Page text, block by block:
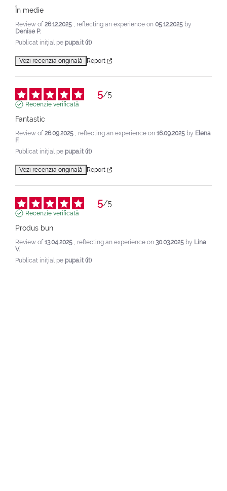
În medie
Review of 26.12.2025 , reflecting an experience on 05.12.2025 by
Denise P.
Publicat inițial pe pupa.it (it)
Vezi recenzia originală Report
5/5
Recenzie verificată
Fantastic
Review of 26.09.2025 , reflecting an experience on 16.09.2025 by Elena
F.
Publicat inițial pe pupa.it (it)
Vezi recenzia originală Report
5/5
Recenzie verificată
Produs bun
Review of 13.04.2025 , reflecting an experience on 30.03.2025 by Lina
V.
Publicat inițial pe pupa.it (it)